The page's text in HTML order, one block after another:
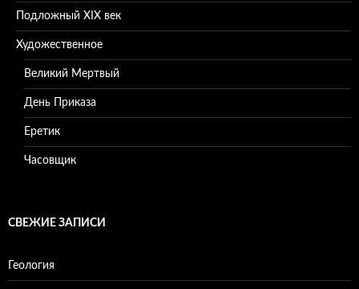
Подложный XIX век
Художественное
Великий Мертвый
День Приказа
Еретик
Часовщик
СВЕЖИЕ ЗАПИСИ
Геология